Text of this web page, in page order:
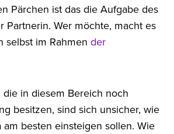
Pärchen ist das die Aufgabe des
Partnerin. Wer möchte, macht es
selbst im Rahmen der
die in diesem Bereich noch
besitzen, sind sich unsicher, wie
am besten einsteigen sollen. Wie